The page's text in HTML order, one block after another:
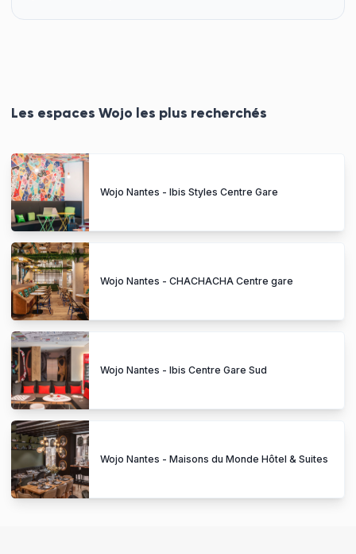
Les espaces Wojo les plus recherchés
Wojo Nantes - Ibis Styles Centre Gare
Wojo Nantes - CHACHACHA Centre gare
Wojo Nantes - Ibis Centre Gare Sud
Wojo Nantes - Maisons du Monde Hôtel & Suites